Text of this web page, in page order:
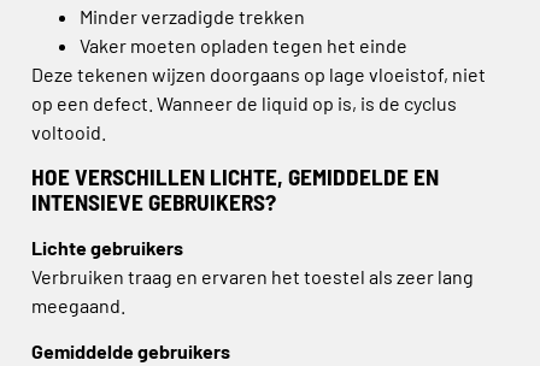
Minder verzadigde trekken
Vaker moeten opladen tegen het einde
Deze tekenen wijzen doorgaans op lage vloeistof, niet
op een defect. Wanneer de liquid op is, is de cyclus
voltooid.
HOE VERSCHILLEN LICHTE, GEMIDDELDE EN
INTENSIEVE GEBRUIKERS?
Lichte gebruikers
Verbruiken traag en ervaren het toestel als zeer lang
meegaand.
Gemiddelde gebruikers